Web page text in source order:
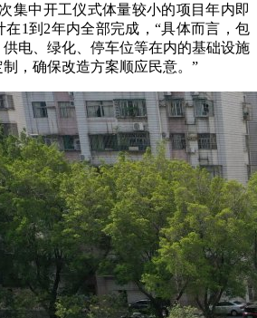
集中开工仪式体量较小的项目年内即
1到2年内全部完成，“具体而言，包
电、绿化、停车位等在内的基础设施
，确保改造方案顺应民意。”